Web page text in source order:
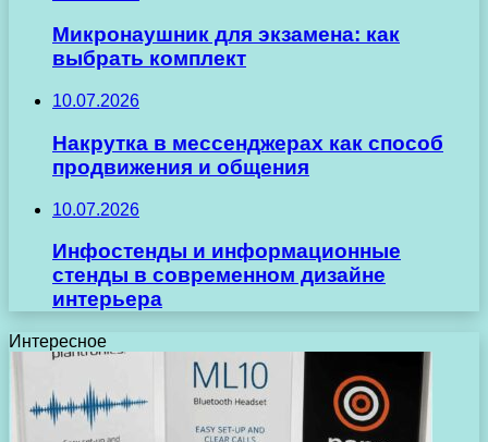
Микронаушник для экзамена: как
выбрать комплект
10.07.2026
Накрутка в мессенджерах как способ
продвижения и общения
10.07.2026
Инфостенды и информационные
стенды в современном дизайне
интерьера
Интересное